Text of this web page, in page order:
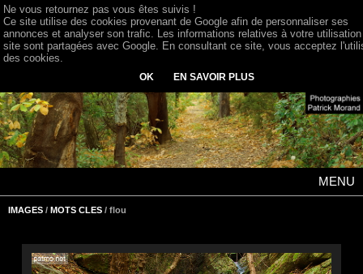
MENU
IMAGES / MOTS CLES / flou
Ne vous retournez pas vous êtes suivis !
Ce site utilise des cookies provenant de Google afin de personnaliser ses
annonces et analyser son trafic. Les informations relatives à votre
site sont partagées avec Google. En consultant ce site, vous acceptez
des cookies.
OK EN SAVOIR PLUS